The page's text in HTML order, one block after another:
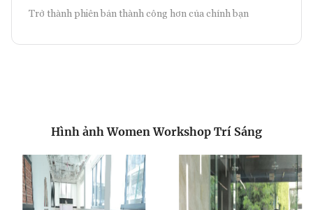
Trở thành phiên bản thành công hơn của chính bạn
Hình ảnh Women Workshop Trí Sáng